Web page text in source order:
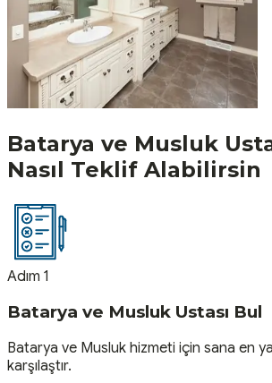
Batarya ve Musluk
Nasıl Teklif Alabilirsin
Adım 1
Batarya ve Musluk Ustası Bul
Batarya ve Musluk hizmeti için sana en
karşılaştır.